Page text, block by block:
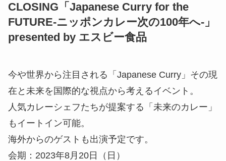
CLOSING「Japanese Curry for the
FUTURE-ニッポンカレー次の100年へ-」
presented by エスビー食品
今や世界から注目される「Japanese Curry」その現
在と未来を国際的な視点から考えるイベント。
人気カレーシェフたちが提案する「未来のカレー」
もイートイン可能。
海外からのゲストも出演予定です。
会期：2023年8月20日（日）